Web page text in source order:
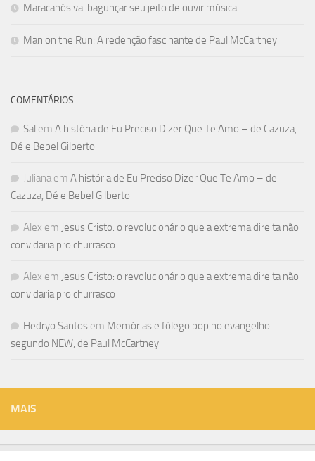
Maracanós vai bagunçar seu jeito de ouvir música
Man on the Run: A redenção fascinante de Paul McCartney
COMENTÁRIOS
Sal em A história de Eu Preciso Dizer Que Te Amo – de Cazuza,
Dé e Bebel Gilberto
Juliana em A história de Eu Preciso Dizer Que Te Amo – de
Cazuza, Dé e Bebel Gilberto
Alex em Jesus Cristo: o revolucionário que a extrema direita não
convidaria pro churrasco
Alex em Jesus Cristo: o revolucionário que a extrema direita não
convidaria pro churrasco
Hedryo Santos em Memórias e fôlego pop no evangelho
segundo NEW, de Paul McCartney
MAIS